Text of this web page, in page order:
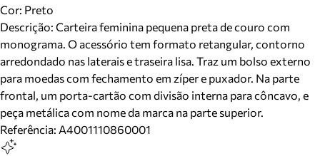
Cor: Preto
Descrição: Carteira feminina pequena preta de couro com
monograma. O acessório tem formato retangular, contorno
arredondado nas laterais e traseira lisa. Traz um bolso externo
para moedas com fechamento em zíper e puxador. Na parte
frontal, um porta-cartão com divisão interna para côncavo, e
peça metálica com nome da marca na parte superior.
Referência: A4001110860001